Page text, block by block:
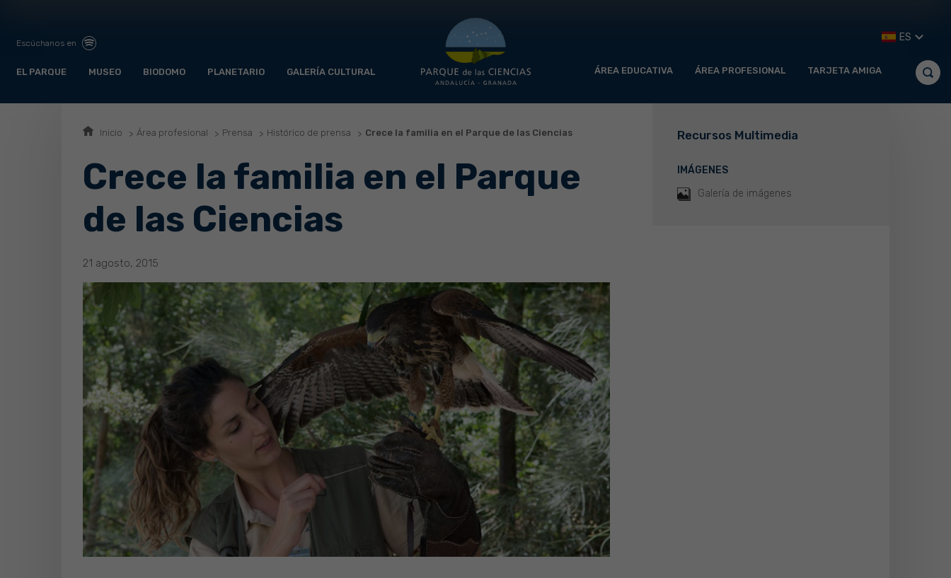
Escúchanos en
EL PARQUE MUSEO BIODOMO PLANETARIO GALERÍA CULTURAL ÁREA EDUCATIVA ÁREA PROFESIONAL TARJETA AMIGA
ES
Inicio Área profesional Prensa Histórico de prensa Crece la familia en el Parque de las Ciencias
Crece la familia en el Parque
de las Ciencias
21 agosto, 2015
Recursos Multimedia
IMÁGENES
Galería de imágenes